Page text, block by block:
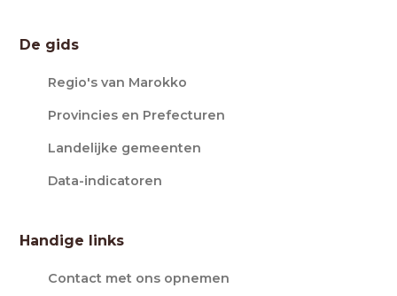
De gids
Regio's van Marokko
Provincies en Prefecturen
Landelijke gemeenten
Data-indicatoren
Handige links
Contact met ons opnemen